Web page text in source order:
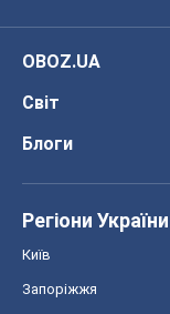
OBOZ.UA
Світ
Блоги
Регіони України
Київ
Запоріжжя